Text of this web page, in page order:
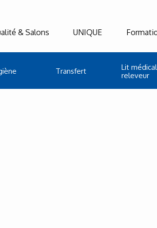
Transfert
Lit
releveur
& Salons UNIQUE